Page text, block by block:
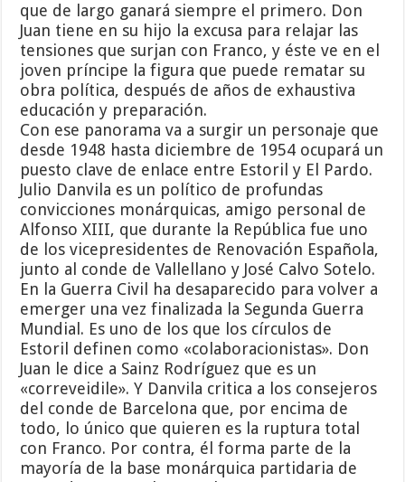
que de largo ganará siempre el primero. Don
Juan tiene en su hijo la excusa para relajar las
tensiones que surjan con Franco, y éste ve en el
joven príncipe la figura que puede rematar su
obra política, después de años de exhaustiva
educación y preparación.
Con ese panorama va a surgir un personaje que
desde 1948 hasta diciembre de 1954 ocupará un
puesto clave de enlace entre Estoril y El Pardo.
Julio Danvila es un político de profundas
convicciones monárquicas, amigo personal de
Alfonso XIII, que durante la República fue uno
de los vicepresidentes de Renovación Española,
junto al conde de Vallellano y José Calvo Sotelo.
En la Guerra Civil ha desaparecido para volver a
emerger una vez finalizada la Segunda Guerra
Mundial. Es uno de los que los círculos de
Estoril definen como «colaboracionistas». Don
Juan le dice a Sainz Rodríguez que es un
«correveidile». Y Danvila critica a los consejeros
del conde de Barcelona que, por encima de
todo, lo único que quieren es la ruptura total
con Franco. Por contra, él forma parte de la
mayoría de la base monárquica partidaria de